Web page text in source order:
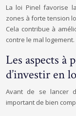
La loi Pinel favorise
zones à forte tension
Cela contribue à
contre le mal logement.
Les aspects à
d’investir en
Avant de se lancer
important de bien